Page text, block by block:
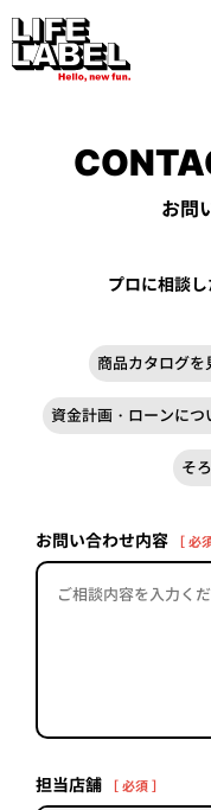
お問
プロに相談し
商品カタログを
資金計画・ローンにつ
そ
お問い合わせ内容 ［ 必
担当店舗 ［ 必須 ］